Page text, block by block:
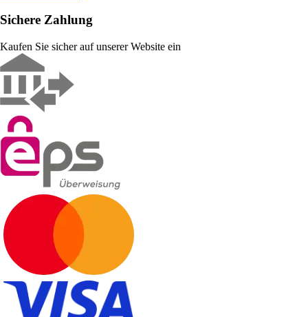
Sichere Zahlung
Kaufen Sie sicher auf unserer Website ein